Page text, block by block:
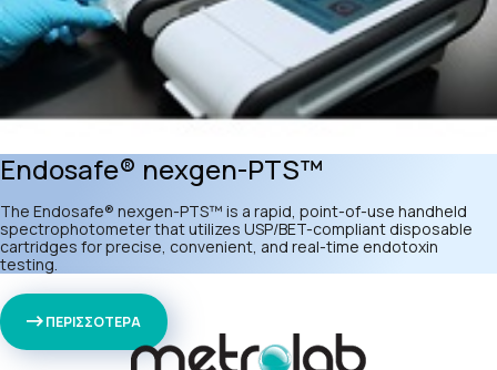
Endosafe® nexgen-PTS™
The Endosafe® nexgen-PTS™ is a rapid, point-of-use handheld
spectrophotometer that utilizes USP/BET-compliant disposable
cartridges for precise, convenient, and real-time endotoxin
testing.
ΠΕΡΙΣΣΟΤΕΡΑ